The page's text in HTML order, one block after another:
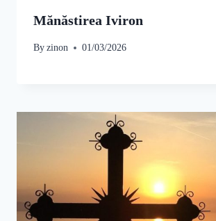
Mănăstirea Iviron
Byzinon 01/03/2026